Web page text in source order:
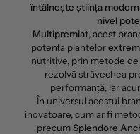
întâlnește știința
nivel
Multipremiat, acest
potența plantelor
nutritive, prin metode
rezolvă străvechea
performanță, iar
În universul acestui
inovatoare, cum ar fi
precumSplendore